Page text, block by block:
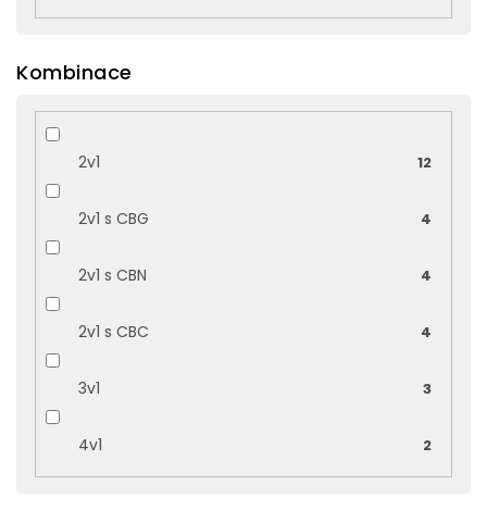
Kombinace
2v1 12
2v1 s CBG 4
2v1 s CBN 4
2v1 s CBC 4
3v1 3
4v1 2